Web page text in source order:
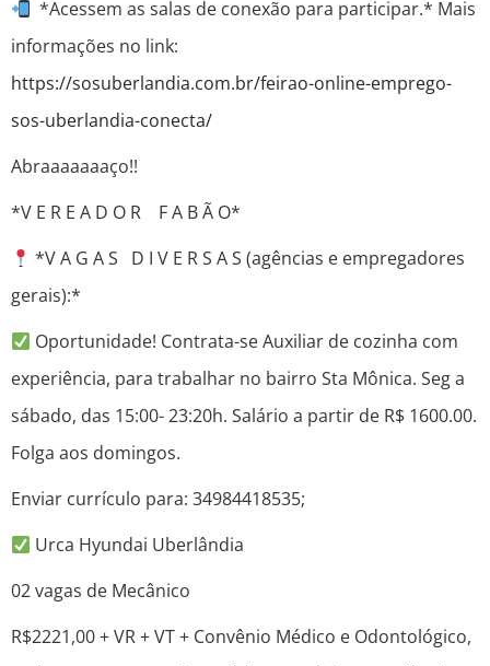
*Acessem as salas de conexão para participar.* Mais
informações no link:
https://sosuberlandia.com.br/feirao-online-emprego-
sos-uberlandia-conecta/
Abraaaaaaaço!!
*V E R E A D O R F A B Ã O*
*V A G A S D I V E R S A S (agências e empregadores
gerais):*
Oportunidade! Contrata-se Auxiliar de cozinha com
experiência, para trabalhar no bairro Sta Mônica. Seg a
sábado, das 15:00- 23:20h. Salário a partir de R$ 1600.00.
Folga aos domingos.
Enviar currículo para: 34984418535;
Urca Hyundai Uberlândia
02 vagas de Mecânico
R$2221,00 + VR + VT + Convênio Médico e Odontológico,